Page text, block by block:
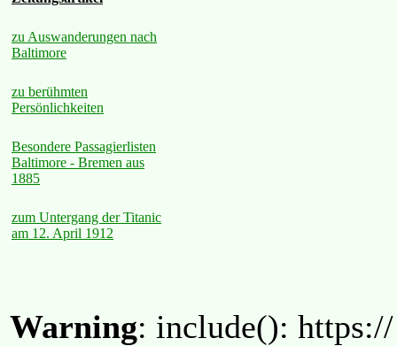
zu Auswanderungen nach
Baltimore
zu berühmten
Persönlichkeiten
Besondere Passagierlisten
Baltimore - Bremen aus
1885
zum Untergang der Titanic
am 12. April 1912
Warning: include():